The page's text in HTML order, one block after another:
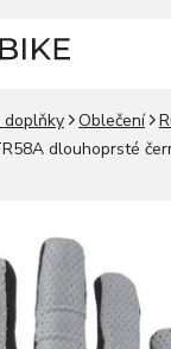
doplňky Oblečení
dlouhoprsté